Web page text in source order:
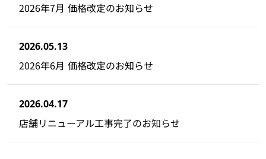
2026年7月 価格改定のお知らせ
2026.05.13
2026年6月 価格改定のお知らせ
2026.04.17
店舗リニューアル工事完了のお知らせ